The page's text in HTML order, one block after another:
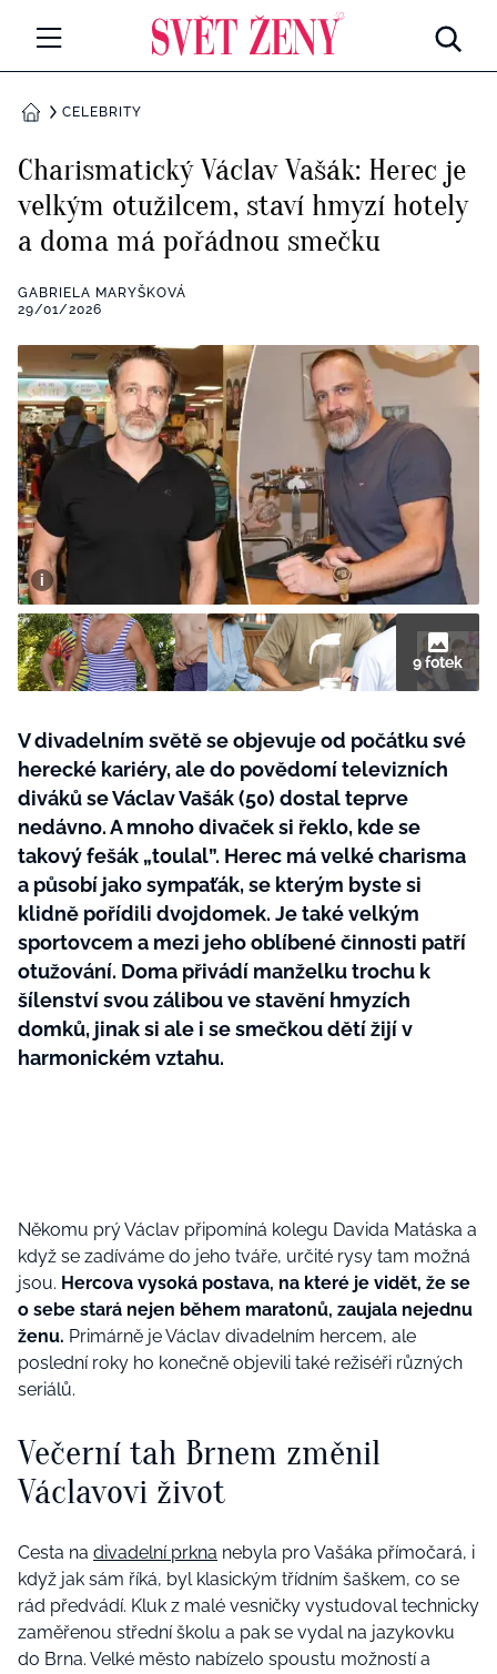
Všechny kategorie
Rozhovory
RETROHUBKY
Všechny kategorie
Seberozvoj
Všechny kategorie
Životní styl
ZÁBAVA
Všechny kategorie
Testy a kvízy
BYDLENÍ
Všechny kategorie
Tvoření
Rady a tipy
BurdaMedia
Extra
SVĚT ŽENY - 599 KČ
ROČNÍ PŘEDPLATNÉ SVĚT ŽENY +
SADA PRODUKTŮ MANA (10 ks)
DOMŮCELEBRITY
Charismatický Václav Vašák: Herec je
velkým otužilcem, staví hmyzí hotely
a doma má pořádnou smečku
GABRIELA MARYŠKOVÁ
29/01/2026
9 fotek
V divadelním světě se objevuje od počátku své
herecké kariéry, ale do povědomí televizních
diváků se Václav Vašák (50) dostal teprve
nedávno. A mnoho divaček si řeklo, kde se
takový fešák „toulal”. Herec má velké charisma
a působí jako sympaťák, se kterým byste si
klidně pořídili dvojdomek. Je také velkým
sportovcem a mezi jeho oblíbené činnosti patří
otužování. Doma přivádí manželku trochu k
šílenství svou zálibou ve stavění hmyzích
domků, jinak si ale i se smečkou dětí žijí v
harmonickém vztahu.
Někomu prý Václav připomíná kolegu Davida Matáska a
když se zadíváme do jeho tváře, určité rysy tam možná
jsou. Hercova vysoká postava, na které je vidět, že se
o sebe stará nejen během maratonů, zaujala nejednu
ženu. Primárně je Václav divadelním hercem, ale
poslední roky ho konečně objevili také režiséři různých
seriálů.
Večerní tah Brnem změnil
Václavovi život
Cesta na divadelní prkna nebyla pro Vašáka přímočará, i
když jak sám říká, byl klasickým třídním šaškem, co se
rád předvádí. Kluk z malé vesničky vystudoval technicky
zaměřenou střední školu a pak se vydal na jazykovku
do Brna. Velké město nabízelo spoustu možností a